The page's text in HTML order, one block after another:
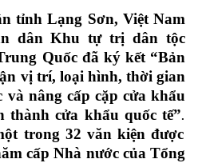
tỉnh Lạng Sơn, Việt Nam
dân Khu tự trị dân tộc
Quốc đã ký kết “Bản
vị trí, loại hình, thời gian
nâng cấp cặp cửa khẩu
cửa khẩu quốc tế”.
trong 32 văn kiện được
cấp Nhà nước của Tổng